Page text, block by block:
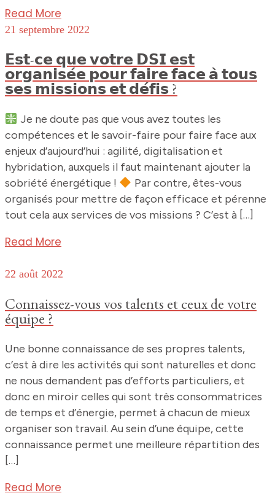
Read More
21 septembre 2022
𝗘𝘀𝘁-𝗰𝗲 𝗾𝘂𝗲 𝘃𝗼𝘁𝗿𝗲 𝗗𝗦𝗜 𝗲𝘀𝘁
𝗼𝗿𝗴𝗮𝗻𝗶𝘀𝗲́𝗲 𝗽𝗼𝘂𝗿 𝗳𝗮𝗶𝗿𝗲 𝗳𝗮𝗰𝗲 𝗮̀ 𝘁𝗼𝘂𝘀
𝘀𝗲𝘀 𝗺𝗶𝘀𝘀𝗶𝗼𝗻𝘀 𝗲𝘁 𝗱𝗲́𝗳𝗶𝘀 ?
Je ne doute pas que vous avez toutes les
compétences et le savoir-faire pour faire face aux
enjeux d’aujourd’hui : agilité, digitalisation et
hybridation, auxquels il faut maintenant ajouter la
sobriété énergétique !
Par contre, êtes-vous
organisés pour mettre de façon efficace et pérenne
tout cela aux services de vos missions ? C’est à […]
Read More
22 août 2022
Connaissez-vous vos talents et ceux de votre
équipe ?
Une bonne connaissance de ses propres talents,
c’est à dire les activités qui sont naturelles et donc
ne nous demandent pas d’efforts particuliers, et
donc en miroir celles qui sont très consommatrices
de temps et d’énergie, permet à chacun de mieux
organiser son travail. Au sein d’une équipe, cette
connaissance permet une meilleure répartition des
[…]
Read More